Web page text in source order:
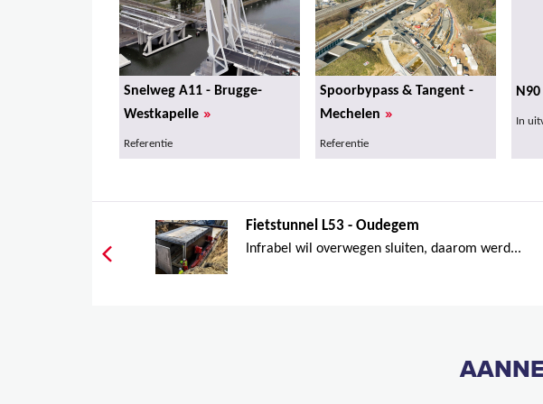
Snelweg A11 - Brugge-
Westkapelle »
Referentie
Spoorbypass & Tangent -
Mechelen »
Referentie
In
Fietstunnel L53 - Oudegem
Infrabel wil overwegen sluiten, daarom werd...